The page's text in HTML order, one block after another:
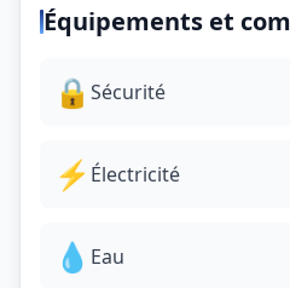
Équipements et
🔒 Sécurité
⚡ Électricité
💧 Eau